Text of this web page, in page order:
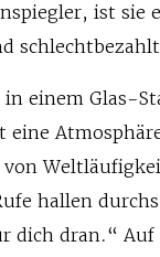
ist sie
einem Glas-
eine
hallen
dich dran.“ Auf